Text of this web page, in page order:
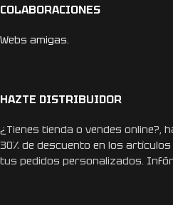
COLABORACIONES
Webs amigas.
HAZTE DISTRIBUIDOR
¿Tienes tienda o vendes online?,
30% de descuento en los
tus pedidos personalizados.